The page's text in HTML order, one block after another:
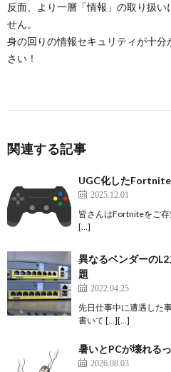
反面、より一層「情報」の取り扱
せん。
身の回りの情報セキュリティが十
さい！
関連する記事
UGC化した
2025.12.01
皆さんはFortniteをご
[…]
異なるベンダーの
題
2022.04.25
先日仕事中に遭遇した
書いて […][…]
暑いとPCが壊れる
2026.08.03